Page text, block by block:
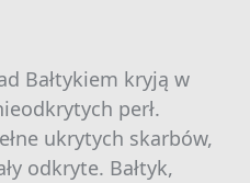
Bałtykiem kryją w
perł.
ukrytych skarbów,
odkryte. Bałtyk,